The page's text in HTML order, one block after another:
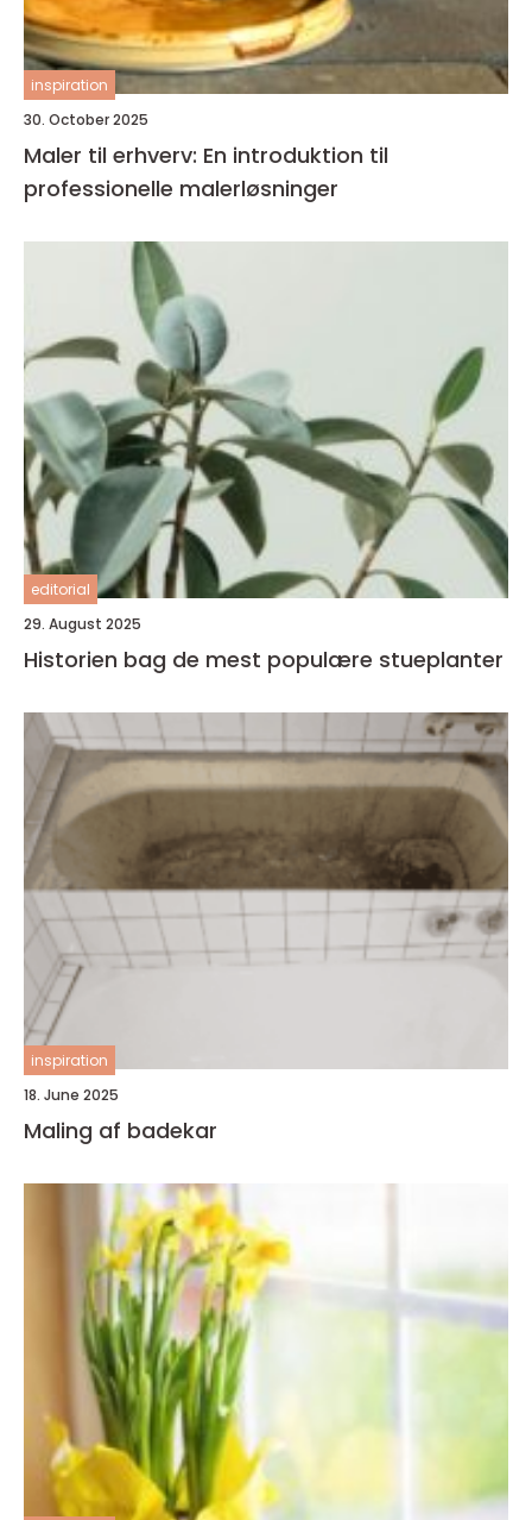
inspiration
30. October 2025
Maler til erhverv: En introduktion til
professionelle malerløsninger
editorial
29. August 2025
Historien bag de mest populære stueplanter
inspiration
18. June 2025
Maling af badekar